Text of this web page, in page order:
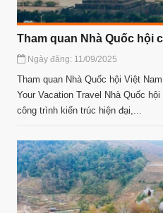
Tham quan Nhà Quốc hội
Ngày đăng: 11/09/2025
Tham quan Nhà Quốc hội Việt
Your Vacation Travel Nhà Quốc
công trình kiến trúc hiện đại,...